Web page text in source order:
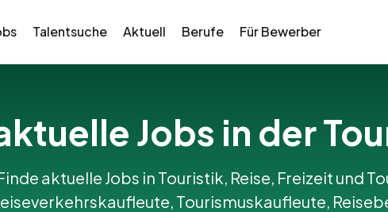
Talentsuche Aktuell Berufe Für Bewerber
Jobs in der
aktuelle Jobs in Touristik, Reise, Freizeit und
Tourismuskaufleute,